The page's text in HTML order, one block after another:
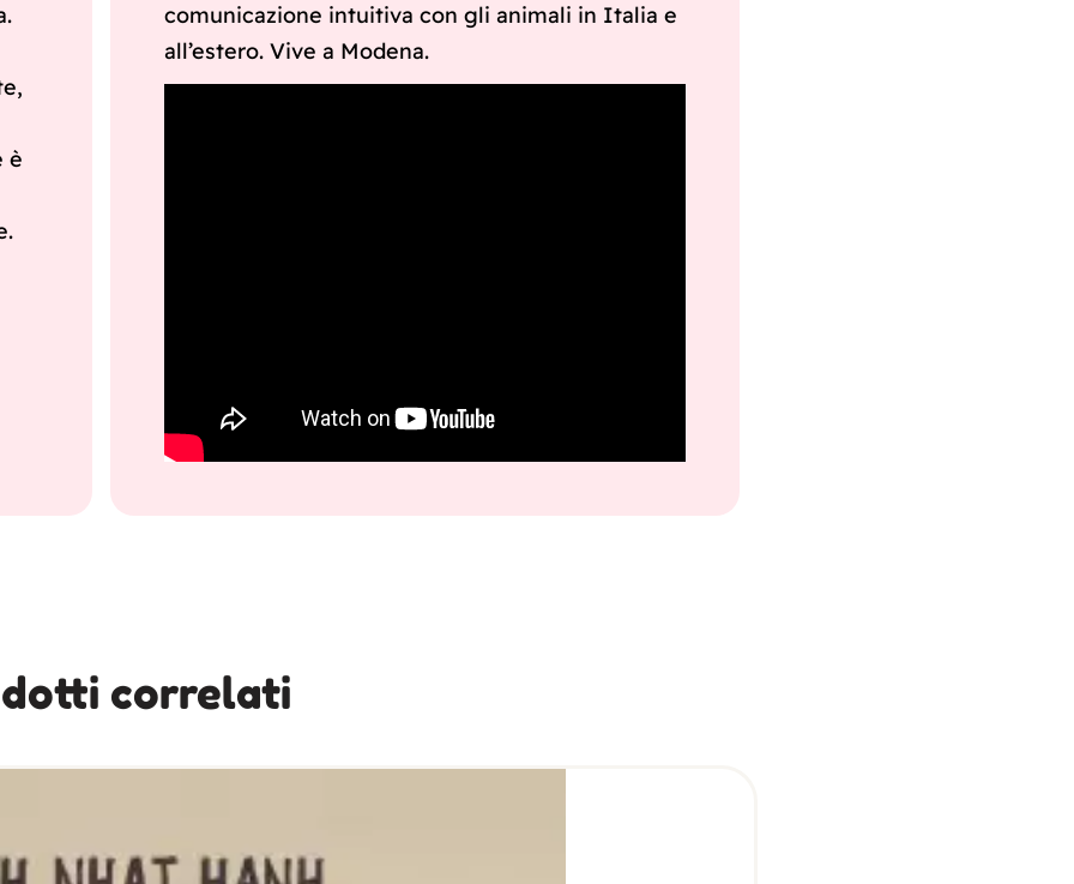
è
comunicazione intuitiva con gli animali in Italia e
all’estero. Vive a Modena.
correlati